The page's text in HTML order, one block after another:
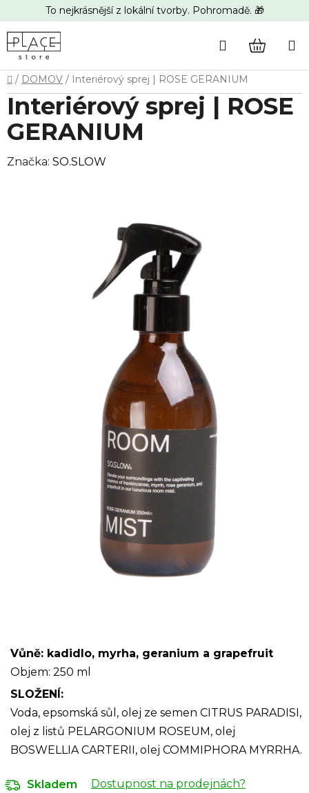
na
obsah
To nejkrásnější z lokální tvorby. Pohromadě. 🎁
Hledat
Domů
/ DOMOV / Interiérový sprej | ROSE GERANIUM
Vůně: kadidlo, myrha, geranium a grapefruit
Objem: 250 ml
SLOŽENÍ:
Voda, epsomská sůl, olej ze semen CITRUS PARADISI,
olej z listů PELARGONIUM ROSEUM, olej
BOSWELLIA CARTERII, olej COMMIPHORA MYRRHA.
Skladem Dostupnost na prodejnách?
Interiérový sprej | ROSE
GERANIUM
Značka: SO.SLOW